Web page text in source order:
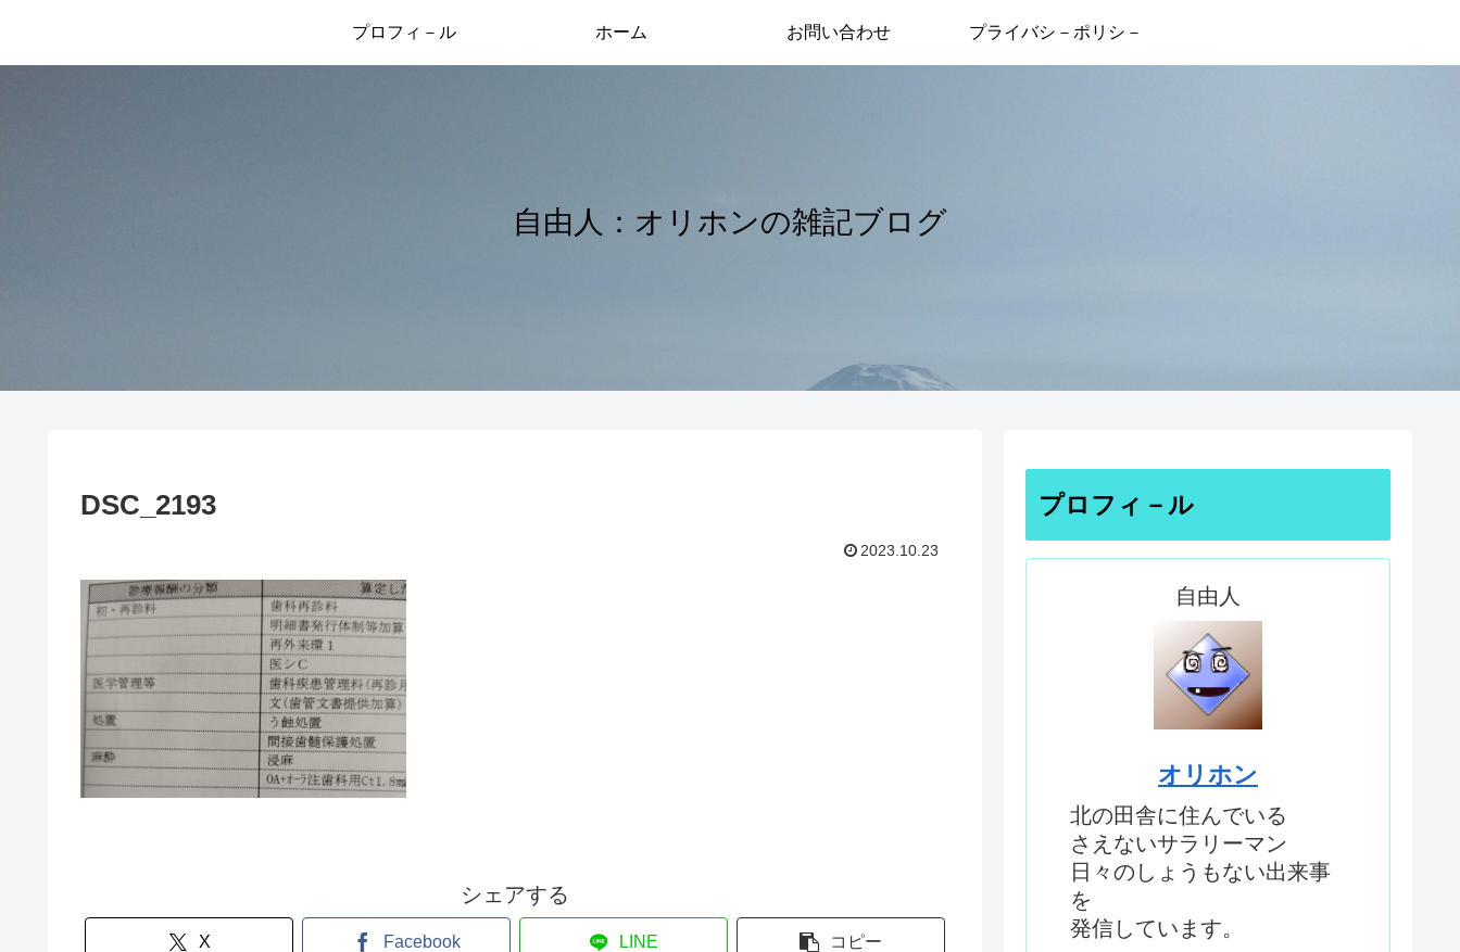
自由人：オリホンの雑記ブログ
プロフィ－ル ホーム お問い合わせ プライバシ－ポリシ－
DSC_2193
2023.10.23
シェアする
X Facebook LINE コピー
プロフィ－ル
自由人
オリホン
北の田舎に住んでいる
さえないサラリーマン
日々のしょうもない出来事
を
発信しています。